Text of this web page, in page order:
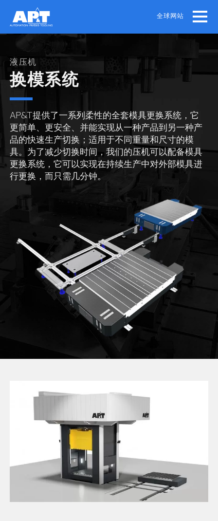
main
全球网站
液压机
换模系统
AP&T提供了一系列柔性的全套模具更换系统，它
更简单、更安全、并能实现从一种产品到另一种产
品的快速生产切换；适用于不同重量和尺寸的模
具。为了减少切换时间，我们的压机可以配备模具
更换系统，它可以实现在持续生产中对外部模具进
行更换，而只需几分钟。